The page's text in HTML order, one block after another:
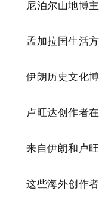
尼泊尔山地博
孟加拉国生活
伊朗历史文化
卢旺达创作者
来自伊朗和卢
这些海外创作者